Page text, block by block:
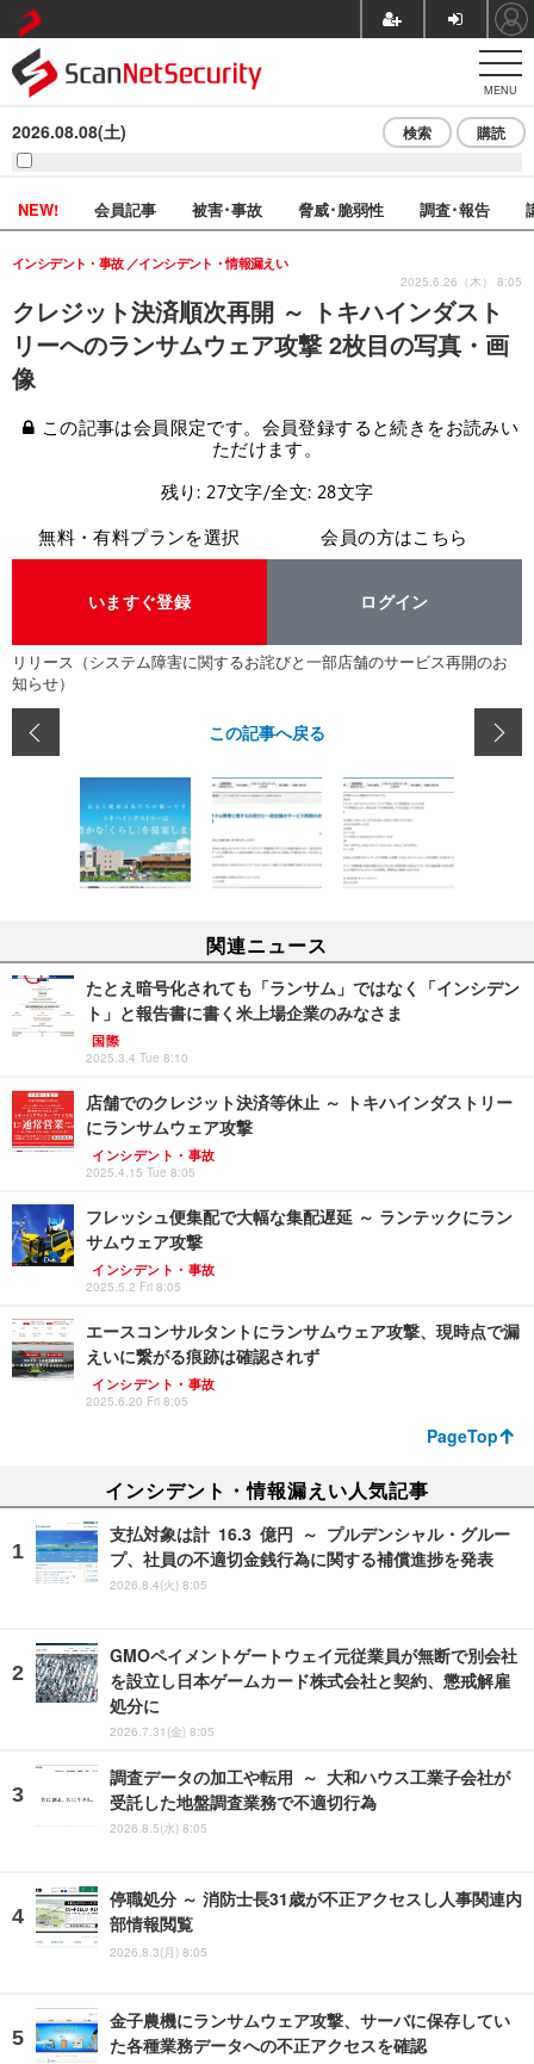
MENU
2026.08.08(土) 検索 購読
NEW! 会員記事 被害･事故 脅威･脆弱性 調査･報告
クレジット決済順次再開 ～ トキハインダスト
リーへのランサムウェア攻撃 2枚目の写真・画
像
インシデント・事故 インシデント・情報漏えい
2025.6.26（木） 8:05
この記事は会員限定です。会員登録すると続きをお読みい
ただけます。
残り: 27文字/全文: 28文字
無料・有料プランを選択
いますぐ登録
会員の方はこちら
ログイン
リリース（システム障害に関するお詫びと一部店舗のサービス再開のお
知らせ）
この記事へ戻る
関連ニュース
たとえ暗号化されても「ランサム」ではなく「インシデン
ト」と報告書に書く米上場企業のみなさま
国際
2025.3.4 Tue 8:10
店舗でのクレジット決済等休止 ～ トキハインダストリー
にランサムウェア攻撃
インシデント・事故
2025.4.15 Tue 8:05
フレッシュ便集配で大幅な集配遅延 ～ ランテックにラン
サムウェア攻撃
インシデント・事故
2025.5.2 Fri 8:05
エースコンサルタントにランサムウェア攻撃、現時点で漏
えいに繋がる痕跡は確認されず
インシデント・事故
2025.6.20 Fri 8:05
PageTop
インシデント・情報漏えい人気記事
支払対象は計 16.3 億円 ～ プルデンシャル・グルー
プ、社員の不適切金銭行為に関する補償進捗を発表
2026.8.4(火) 8:05
GMOペイメントゲートウェイ元従業員が無断で別会社
を設立し日本ゲームカード株式会社と契約、懲戒解雇
処分に
2026.7.31(金) 8:05
調査データの加工や転用 ～ 大和ハウス工業子会社が
受託した地盤調査業務で不適切行為
2026.8.5(水) 8:05
停職処分 ～ 消防士長31歳が不正アクセスし人事関連内
部情報閲覧
2026.8.3(月) 8:05
金子農機にランサムウェア攻撃、サーバに保存してい
た各種業務データへの不正アクセスを確認